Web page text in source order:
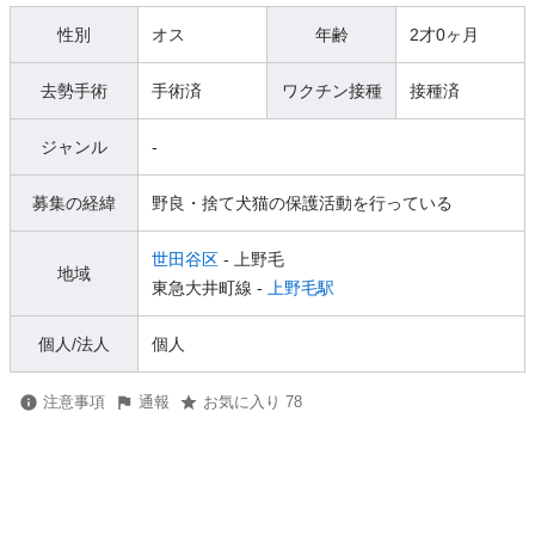
性別 オス 年齢 2才0ヶ月
去勢手術 手術済 ワクチン接種 接種済
ジャンル -
募集の経緯 野良・捨て犬猫の保護活動を行っている
地域
世田谷区 - 上野毛
東急大井町線 -
上野毛駅
個人/法人 個人
注意事項 通報 お気に入り 78